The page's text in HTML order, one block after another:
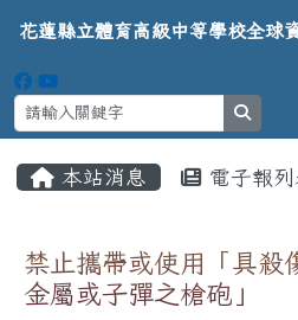
花蓮縣立體育高級
導覽列
花蓮縣立體育高級中等學校全球
本站消息 電子報列
禁止攜帶或使用「具殺
金屬或子彈之槍砲」